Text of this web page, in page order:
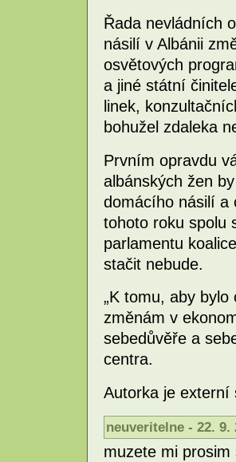
Řada nevládních
násilí v Albánii
osvětových
a jiné státní
linek,
bohužel zdaleka
Prvním opravdu
albánských žen
domácího násilí a
tohoto roku spolu
parlamentu
stačit nebude.
„K tomu, aby
změnám v
sebedůvěře a
centra.
Autorka je externí
neuveritelne - 22. 9.
muzete mi